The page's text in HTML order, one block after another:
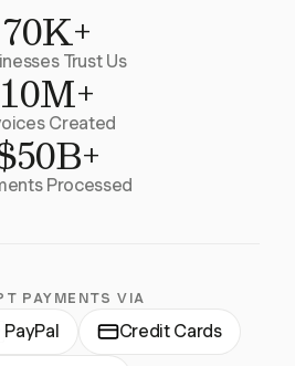
70K+
Trust Us
10M+
Created
Processed
PAYMENTS VIA
PayPal Credit Cards